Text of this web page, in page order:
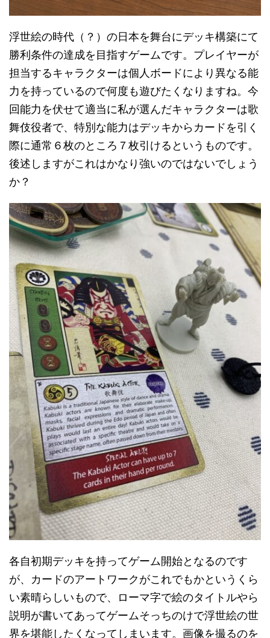
浮世絵の時代（？）の日本を舞台にデッキ構築にて
勝利条件の達成を目指すゲームです。プレイヤーが
担当するキャラクターは個人ボードにより異なる能
力を持っているので何度も遊びたくなりますね。今
回能力を伏せて適当に私が選んだキャラクターは歌
舞伎役者で、特別な能力はデッキからカードを引く
際に通常６枚のところ７枚引けるというものです。
後述しますがこれはかなり強いのではないでしょう
か？
各自初期デッキを持ってゲーム開始となるのです
が、カードのアートワークがこれでもかというくら
い素晴らしいもので、ローマ字で絵のタイトルやら
説明が書いてあってゲームそっちのけで浮世絵の世
界を堪能したくなってしまいます。画像を撮るのを